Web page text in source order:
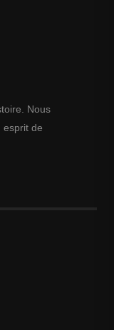
Nous
esprit de